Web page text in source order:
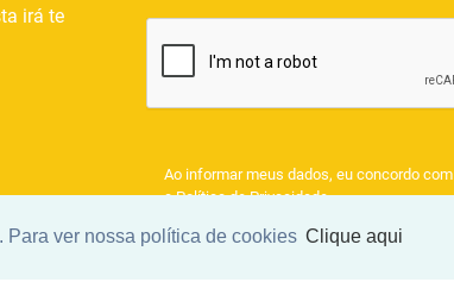
ver nossa política de cookies Clique aqui
irá te
Ao informar meus dados, eu concordo com
aPolítica de Privacidade.